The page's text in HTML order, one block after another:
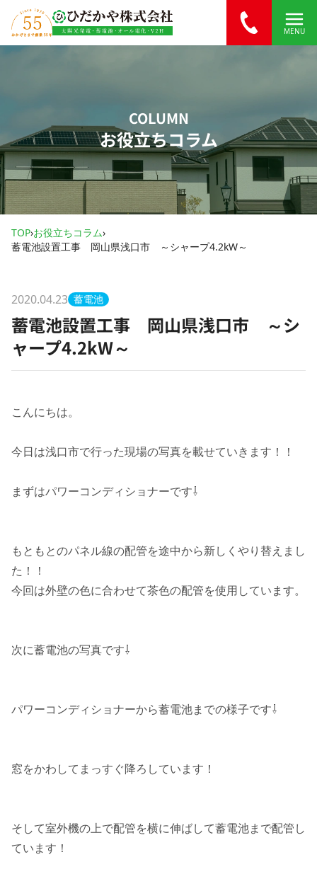
内容をスキップ
MENU
COLUMN
お役立ちコラム
TOP›お役立ちコラム›
蓄電池設置工事 岡山県浅口市 ～シャープ4.2kW～
2020.04.23 蓄電池
蓄電池設置工事 岡山県浅口市 ～シ
ャープ4.2kW～
こんにちは。
今日は浅口市で行った現場の写真を載せていきます！！
まずはパワーコンディショナーです⇩
もともとのパネル線の配管を途中から新しくやり替えまし
た！！
今回は外壁の色に合わせて茶色の配管を使用しています。
次に蓄電池の写真です⇩
パワーコンディショナーから蓄電池までの様子です⇩
窓をかわしてまっすぐ降ろしています！
そして室外機の上で配管を横に伸ばして蓄電池まで配管し
ています！